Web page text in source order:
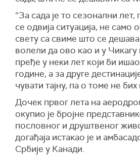
“За сада је то сезонални
се одвија ситуација, не само
свету са свиме што се
волели да ово као и у
пређе у неки лет који би
године, а за друге
чувати тајну, па о томе не
Дочек првог лета на
окупио је бројне
пословног и друштвеног
догађаја истакао је и
Србије у Канади.